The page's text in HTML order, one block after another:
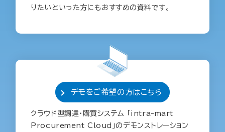
りたいといった方にもおすすめの資料です。
デモをご希望の方はこちら
クラウド型調達・購買システム 「intra-mart
Procurement Cloud」のデモンストレーション